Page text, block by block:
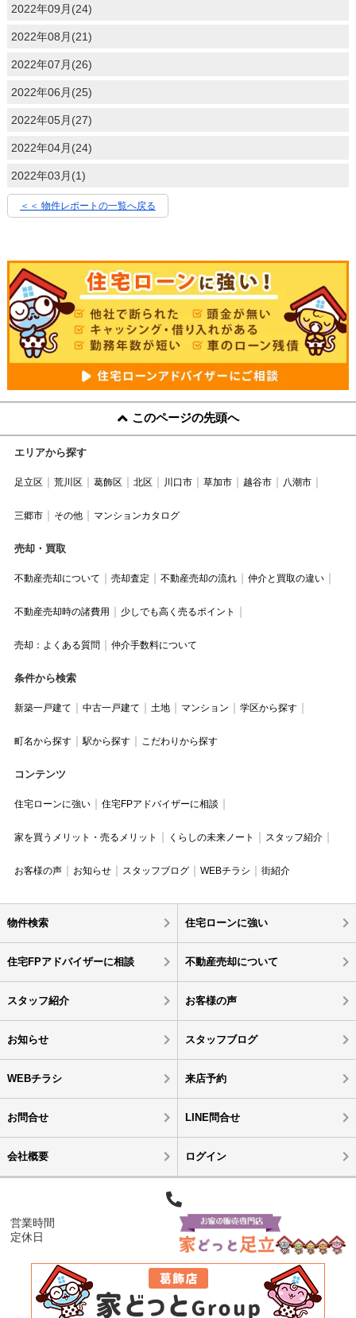
2022年09月(24)
2022年08月(21)
2022年07月(26)
2022年06月(25)
2022年05月(27)
2022年04月(24)
2022年03月(1)
＜＜ 物件レポートの一覧へ戻る
このページの先頭へ
エリアから探す
足立区 荒川区 葛飾区 北区 川口市 草加市 越谷市 八潮市
三郷市 その他 マンションカタログ
売却・買取
不動産売却について 売却査定 不動産売却の流れ 仲介と買取の違い
不動産売却時の諸費用 少しでも高く売るポイント
売却：よくある質問 仲介手数料について
条件から検索
新築一戸建て 中古一戸建て 土地 マンション 学区から探す
町名から探す 駅から探す こだわりから探す
コンテンツ
住宅ローンに強い 住宅FPアドバイザーに相談
家を買うメリット・売るメリット くらしの未来ノート スタッフ紹介
お客様の声 お知らせ スタッフブログ WEBチラシ 街紹介
物件検索 住宅ローンに強い
住宅FPアドバイザーに相談 不動産売却について
スタッフ紹介 お客様の声
お知らせ スタッフブログ
WEBチラシ 来店予約
お問合せ LINE問合せ
会社概要 ログイン
営業時間
定休日